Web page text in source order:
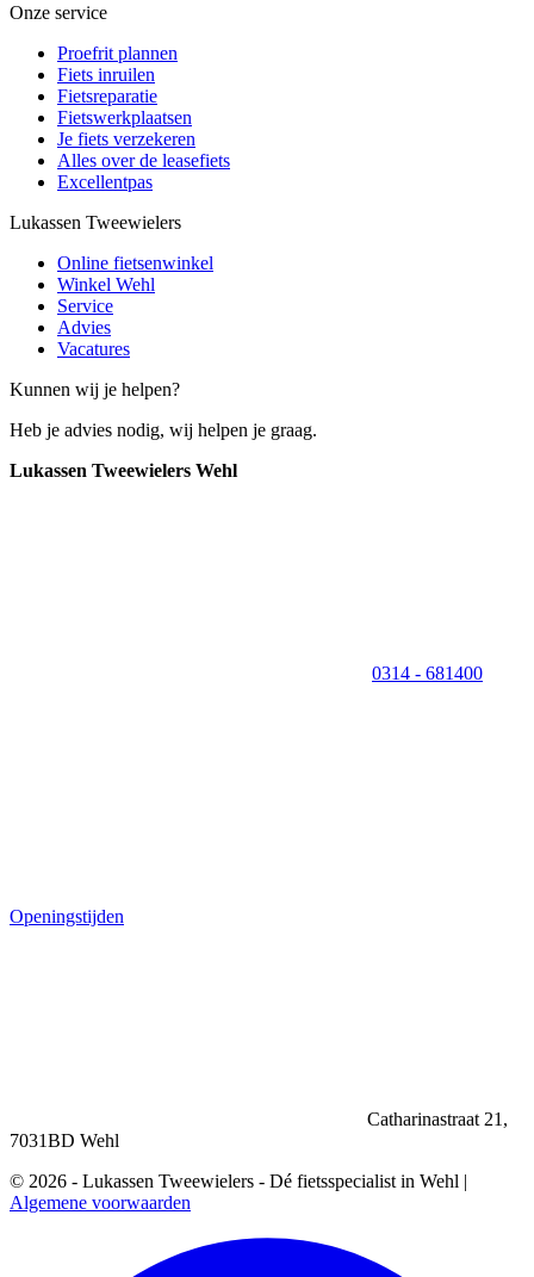
Onze service
Proefrit plannen
Fiets inruilen
Fietsreparatie
Fietswerkplaatsen
Je fiets verzekeren
Alles over de leasefiets
Excellentpas
Lukassen Tweewielers
Online fietsenwinkel
Winkel Wehl
Service
Advies
Vacatures
Kunnen wij je helpen?
Heb je advies nodig, wij helpen je graag.
Lukassen Tweewielers Wehl
0314 - 681400
Openingstijden
Catharinastraat 21,
7031BD Wehl
© 2026 - Lukassen Tweewielers - Dé fietsspecialist in Wehl |
Algemene voorwaarden